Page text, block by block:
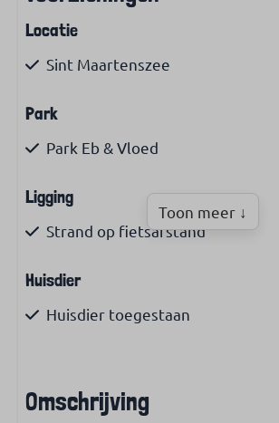
Locatie
Sint Maartenszee
Park
Park Eb & Vloed
Ligging
Strand op fietsafstand
Huisdier
Huisdier toegestaan
Woonoppervlakte (m²): 70
Toon meer ↓
Omschrijving